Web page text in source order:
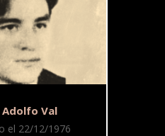
Val
el 22/12/1976